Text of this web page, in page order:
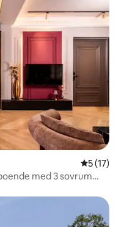
5 av 5 i
5 (17)
med 3 sovrum